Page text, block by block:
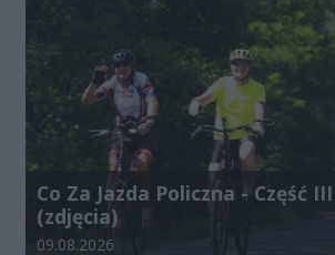
Co Za Jazda Policzna - Część III
(zdjęcia)
Data dodania galerii:
09.08.2026